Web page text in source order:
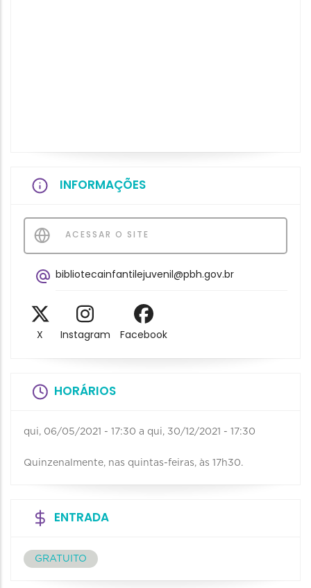
INFORMAÇÕES
ACESSAR O SITE
bibliotecainfantilejuvenil@pbh.gov.br
X Instagram Facebook
HORÁRIOS
qui, 06/05/2021 - 17:30 a qui, 30/12/2021 - 17:30
Quinzenalmente, nas quintas-feiras, às 17h30.
ENTRADA
GRATUITO